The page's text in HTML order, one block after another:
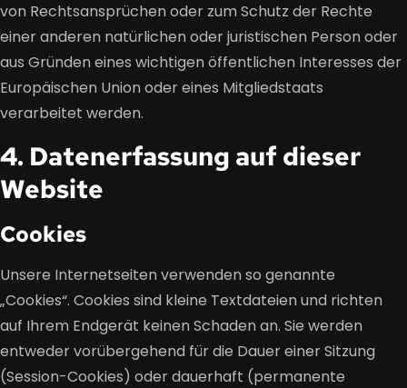
von Rechtsansprüchen oder zum Schutz der Rechte
einer anderen natürlichen oder juristischen Person oder
aus Gründen eines wichtigen öffentlichen Interesses der
Europäischen Union oder eines Mitgliedstaats
verarbeitet werden.
4. Datenerfassung auf dieser
Website
Cookies
Unsere Internetseiten verwenden so genannte
„Cookies“. Cookies sind kleine Textdateien und richten
auf Ihrem Endgerät keinen Schaden an. Sie werden
entweder vorübergehend für die Dauer einer Sitzung
(Session-Cookies) oder dauerhaft (permanente